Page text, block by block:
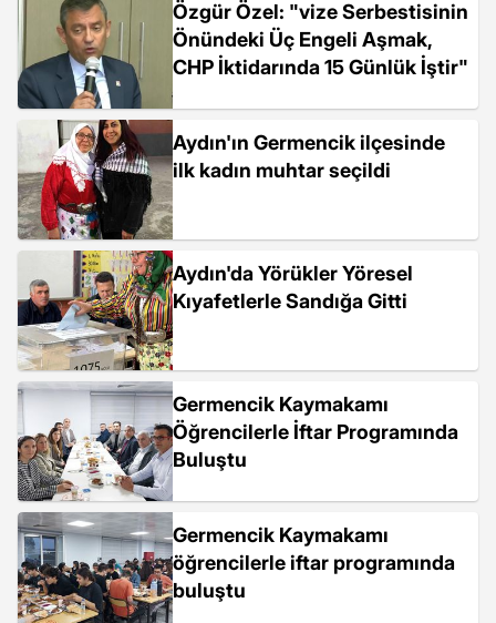
Özgür Özel: "vize Serbestisinin
Önündeki Üç Engeli Aşmak,
CHP İktidarında 15 Günlük İştir"
Aydın'ın Germencik ilçesinde
ilk kadın muhtar seçildi
Aydın'da Yörükler Yöresel
Kıyafetlerle Sandığa Gitti
Germencik Kaymakamı
Öğrencilerle İftar Programında
Buluştu
Germencik Kaymakamı
öğrencilerle iftar programında
buluştu